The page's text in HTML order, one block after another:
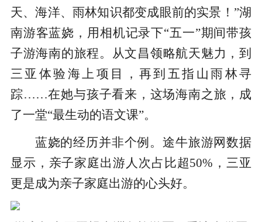
天、海洋、雨林知识都变成眼前的实景！”湖
南游客蓝娆，用相机记录下“五一”期间带孩
子游海南的旅程。从文昌领略航天魅力，到
三亚体验海上项目，再到五指山雨林寻
踪……在她与孩子看来，这场海南之旅，成
了一堂“最生动的语文课”。
蓝娆的经历并非个例。途牛旅游网数据
显示，亲子家庭出游人次占比超50%，三亚
更是成为亲子家庭出游的心头好。